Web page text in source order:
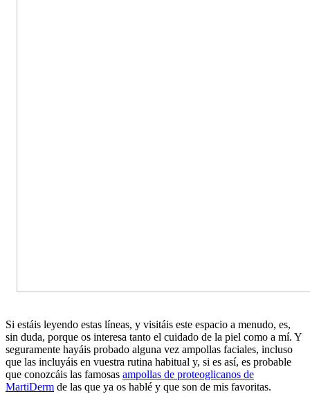
Si estáis leyendo estas líneas, y visitáis este espacio a menudo, es,
sin duda, porque os interesa tanto el cuidado de la piel como a mí. Y
seguramente hayáis probado alguna vez ampollas faciales, incluso
que las incluyáis en vuestra rutina habitual y, si es así, es probable
que conozcáis las famosas ampollas de proteoglicanos de
MartiDerm de las que ya os hablé y que son de mis favoritas.